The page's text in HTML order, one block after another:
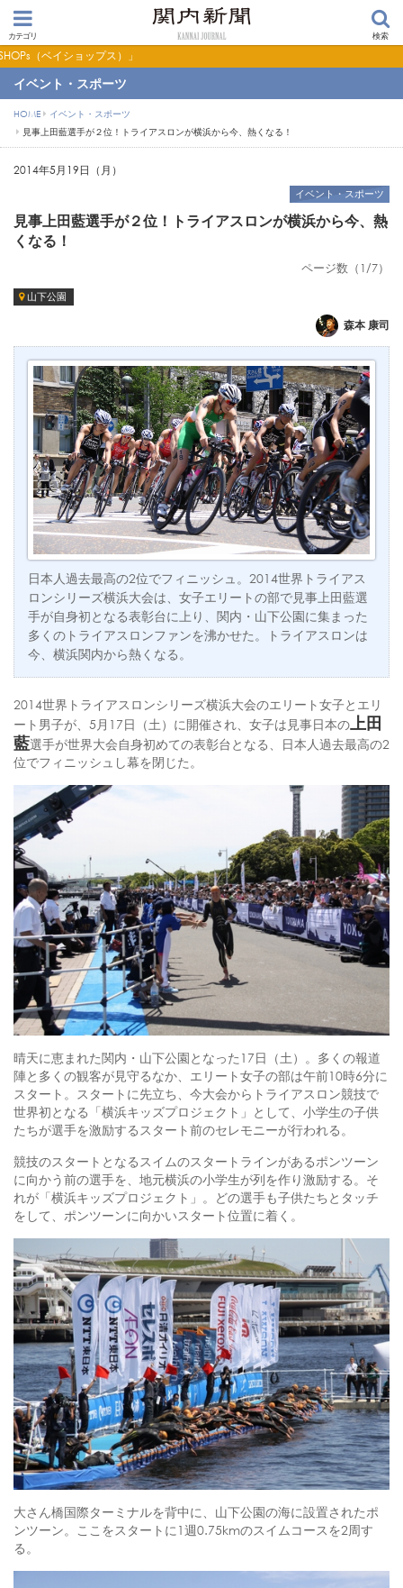
カテゴリ 検索
イベント・スポーツ
HOME
イベント・スポーツ
見事上田藍選手が２位！トライアスロンが横浜から今、熱くなる！
2014年5月19日（月）
見事上田藍選手が２位！トライアスロンが横浜から今、熱
くなる！
ページ数（1/7）
イベント・スポーツ
山下公園
森本 康司
日本人過去最高の2位でフィニッシュ。2014世界トライアス
ロンシリーズ横浜大会は、女子エリートの部で見事上田藍選
手が自身初となる表彰台に上り、関内・山下公園に集まった
多くのトライアスロンファンを沸かせた。トライアスロンは
今、横浜関内から熱くなる。
2014世界トライアスロンシリーズ横浜大会のエリート女子とエリ
ート男子が、5月17日（土）に開催され、女子は見事日本の 上田
藍選手が世界大会自身初めての表彰台となる、日本人過去最高の2
位でフィニッシュし幕を閉じた。
晴天に恵まれた関内・山下公園となった17日（土）。多くの報道
陣と多くの観客が見守るなか、エリート女子の部は午前10時6分に
スタート。スタートに先立ち、今大会からトライアスロン競技で
世界初となる「横浜キッズプロジェクト」として、小学生の子供
たちが選手を激励するスタート前のセレモニーが行われる。
競技のスタートとなるスイムのスタートラインがあるポンツーン
に向かう前の選手を、地元横浜の小学生が列を作り激励する。そ
れが「横浜キッズプロジェクト」。どの選手も子供たちとタッチ
をして、ポンツーンに向かいスタート位置に着く。
大さん橋国際ターミナルを背中に、山下公園の海に設置されたポ
ンツーン。ここをスタートに1週0.75kmのスイムコースを2周す
る。